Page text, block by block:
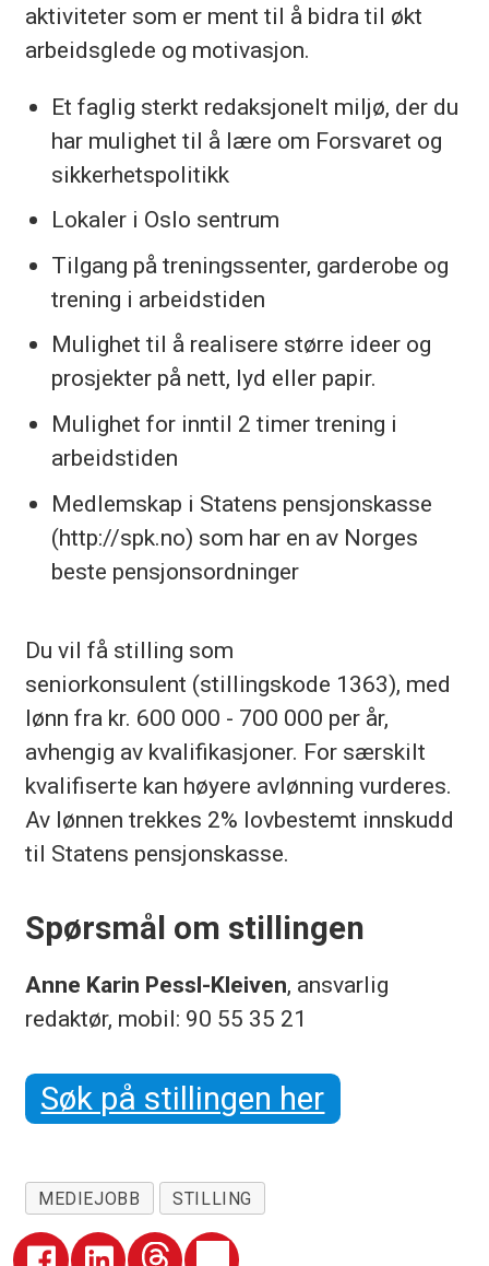
aktiviteter som er ment til å bidra til økt
arbeidsglede og motivasjon.
Et faglig sterkt redaksjonelt miljø, der du
har mulighet til å lære om Forsvaret og
sikkerhetspolitikk
Lokaler i Oslo sentrum
Tilgang på treningssenter, garderobe og
trening i arbeidstiden
Mulighet til å realisere større ideer og
prosjekter på nett, lyd eller papir.
Mulighet for inntil 2 timer trening i
arbeidstiden
Medlemskap i Statens pensjonskasse
(http://spk.no) som har en av Norges
beste pensjonsordninger
Du vil få stilling som
seniorkonsulent (stillingskode 1363), med
lønn fra kr. 600 000 - 700 000 per år,
avhengig av kvalifikasjoner. For særskilt
kvalifiserte kan høyere avlønning vurderes.
Av lønnen trekkes 2% lovbestemt innskudd
til Statens pensjonskasse.
Spørsmål om stillingen
Anne Karin Pessl-Kleiven, ansvarlig
redaktør, mobil: 90 55 35 21
Søk på stillingen her
MEDIEJOBB STILLING